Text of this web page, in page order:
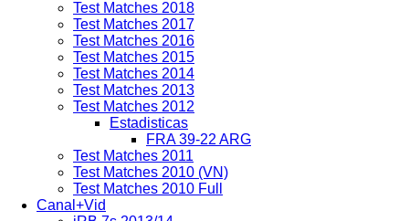
Test Matches 2018
Test Matches 2017
Test Matches 2016
Test Matches 2015
Test Matches 2014
Test Matches 2013
Test Matches 2012
Estadisticas
FRA 39-22 ARG
Test Matches 2011
Test Matches 2010 (VN)
Test Matches 2010 Full
Canal+Vid